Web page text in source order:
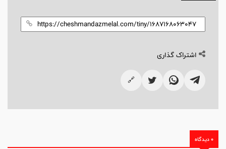
اشتراک گذاری
🔗
0 دیدگاه